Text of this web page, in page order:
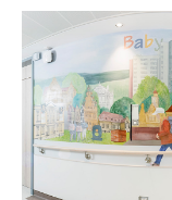
Anmelden
Register| Lost
Support